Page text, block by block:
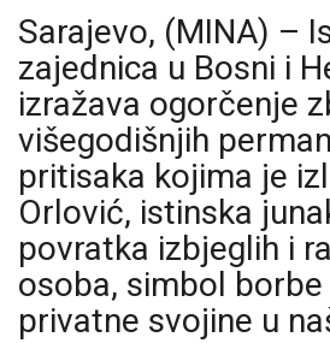
Sarajevo, (MINA) –
zajednica u Bosni i
izražava ogorčenje
višegodišnjih
pritisaka kojima je
Orlović, istinska
povratka izbjeglih i
osoba, simbol
privatne svojine u